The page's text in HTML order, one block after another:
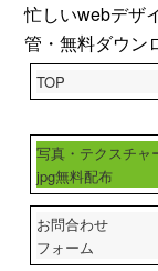
忙しいwebデザ
管・無料ダウン
TOP
写真・テクスチャ
jpg無料配布
お問合わせ
フォーム